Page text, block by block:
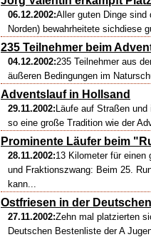
06.12.2002:Aller guten Dinge sind
Norden) bewahrheitete sichdiese
235 Teilnehmer beim
04.12.2002:235 Teilnehmer aus
äußeren Bedingungen im
Adventslauf in Hollsand
29.11.2002: Läufe auf Straßen
so eine große Tradition wie der
Prominente Läufer beim
28.11.2002:13 Kilometer für einen
und Fraktionszwang: Beim 25.
kann...
Ostfriesen in der
27.11.2002:Zehn mal platzierten
Deutschen Bestenliste der A